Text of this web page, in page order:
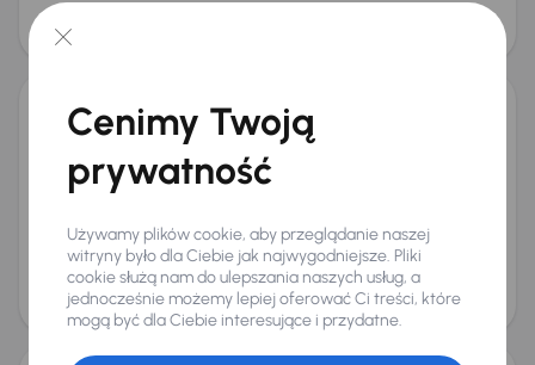
obniżką
32 200 zł
Nissan Pathfinder
Diesel 2.5 dCi 140 kW
2.5 dCi
od 193 zł 26 700 zł
Cena
32 500 zł
Cenimy Twoją
prywatność
Używamy plików cookie, aby przeglądanie naszej
witryny było dla Ciebie jak najwygodniejsze. Pliki
cookie służą nam do ulepszania naszych usług, a
jednocześnie możemy lepiej oferować Ci treści, które
mogą być dla Ciebie interesujące i przydatne.